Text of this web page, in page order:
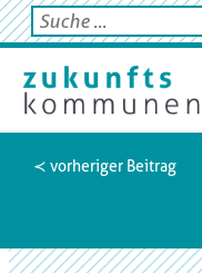
≺ vorheriger Beitrag